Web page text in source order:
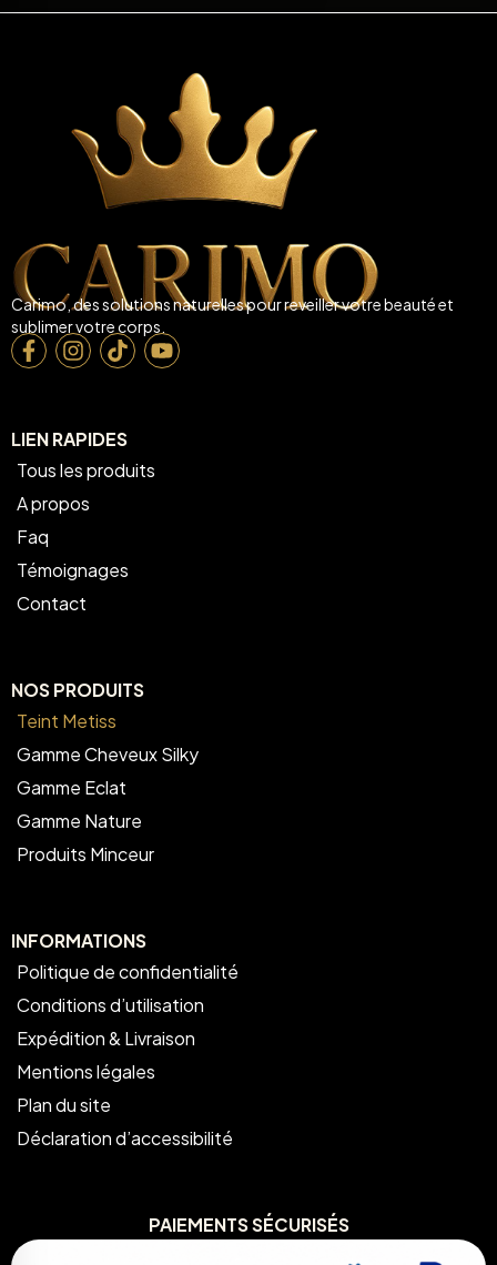
Carimo, des solutions naturelles pour reveiller votre beauté et
sublimer votre corps.
LIEN RAPIDES
Tous les produits
A propos
Faq
Témoignages
Contact
NOS PRODUITS
Teint Metiss
Gamme Cheveux Silky
Gamme Eclat
Gamme Nature
Produits Minceur
INFORMATIONS
Politique de confidentialité
Conditions d’utilisation
Expédition & Livraison
Mentions légales
Plan du site
Déclaration d’accessibilité
PAIEMENTS SÉCURISÉS